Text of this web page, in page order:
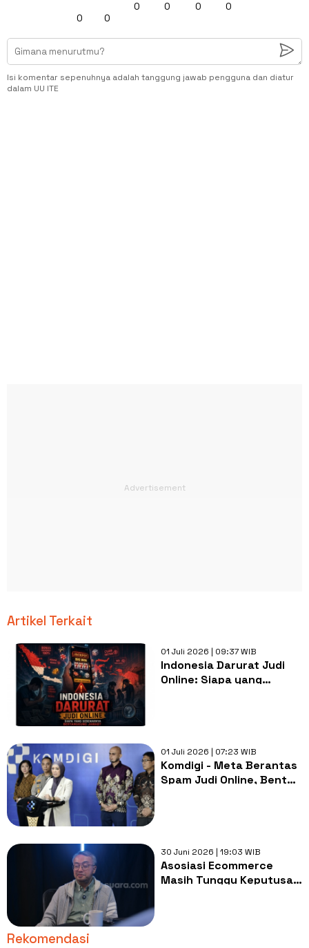
0 0
0 0 0 0
Isi komentar sepenuhnya adalah tanggung jawab pengguna dan diatur
dalam UU ITE
Artikel Terkait
01 Juli 2026 | 09:37 WIB
Indonesia Darurat Judi
Online: Siapa yang
01 Juli 2026 | 07:23 WIB
Komdigi - Meta Berantas
Spam Judi Online, Bentuk
30 Juni 2026 | 19:03 WIB
Asosiasi Ecommerce
Masih Tunggu Keputusan
Rekomendasi